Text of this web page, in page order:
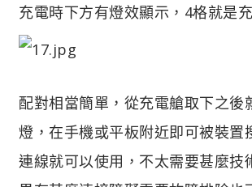
充電時下方有燈效顯示，4格就是
配對相當簡單，從充電艙取下之後
燈，在手機或平板附近即可被裝置
連線就可以使用，不太需要甚麼技